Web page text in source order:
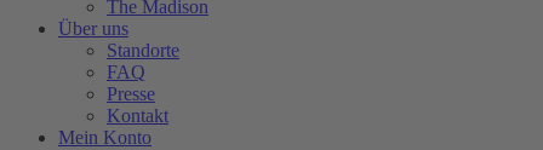
The Madison
Über uns
Standorte
FAQ
Presse
Kontakt
Mein Konto